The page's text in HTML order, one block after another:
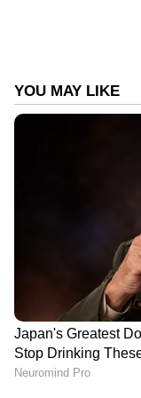
DOWNLOAD
കേരളത്തിലെ